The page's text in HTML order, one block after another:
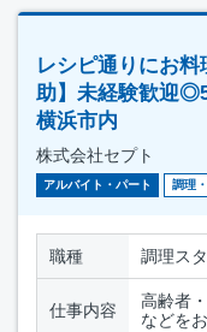
レシピ通りにお
助】未経験歓迎
横浜市内
株式会社セプト
アルバイト・パート 調理
職種 調理ス
仕事内容
高齢者
などを